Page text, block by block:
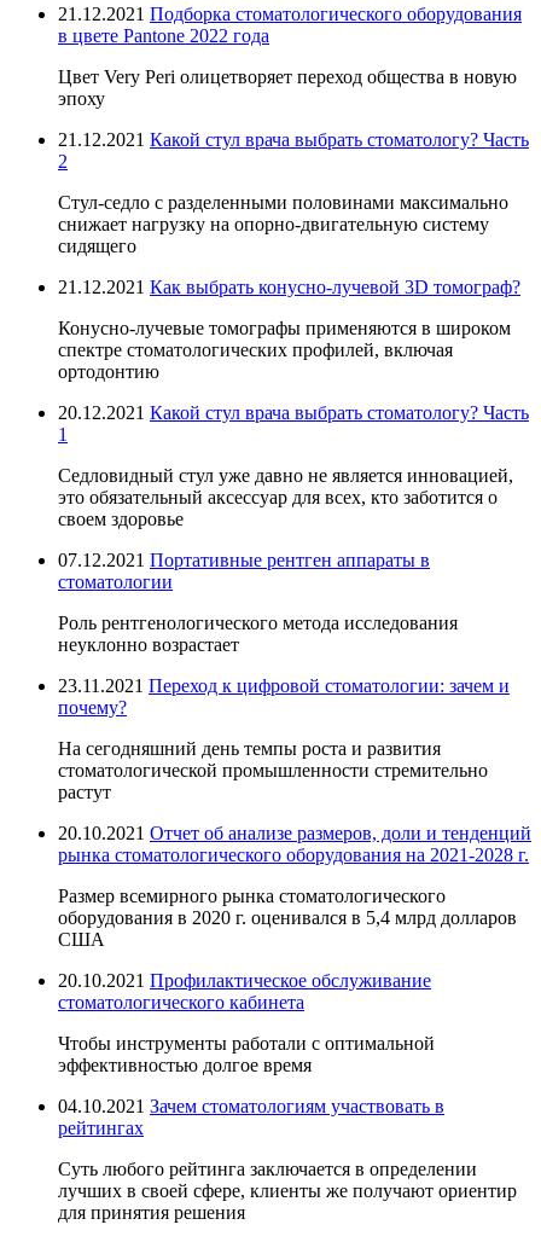
21.12.2021 Подборка стоматологического оборудования
в цвете Pantone 2022 года
Цвет Very Peri олицетворяет переход общества в новую
эпоху
21.12.2021 Какой стул врача выбрать стоматологу? Часть
2
Стул-седло с разделенными половинами максимально
снижает нагрузку на опорно-двигательную систему
сидящего
21.12.2021 Как выбрать конусно-лучевой 3D томограф?
Конусно-лучевые томографы применяются в широком
спектре стоматологических профилей, включая
ортодонтию
20.12.2021 Какой стул врача выбрать стоматологу? Часть
1
Седловидный стул уже давно не является инновацией,
это обязательный аксессуар для всех, кто заботится о
своем здоровье
07.12.2021 Портативные рентген аппараты в
стоматологии
Роль рентгенологического метода исследования
неуклонно возрастает
23.11.2021 Переход к цифровой стоматологии: зачем и
почему?
На сегодняшний день темпы роста и развития
стоматологической промышленности стремительно
растут
20.10.2021 Отчет об анализе размеров, доли и тенденций
рынка стоматологического оборудования на 2021-2028 г.
Размер всемирного рынка стоматологического
оборудования в 2020 г. оценивался в 5,4 млрд долларов
США
20.10.2021 Профилактическое обслуживание
стоматологического кабинета
Чтобы инструменты работали с оптимальной
эффективностью долгое время
04.10.2021 Зачем стоматологиям участвовать в
рейтингах
Суть любого рейтинга заключается в определении
лучших в своей сфере, клиенты же получают ориентир
для принятия решения